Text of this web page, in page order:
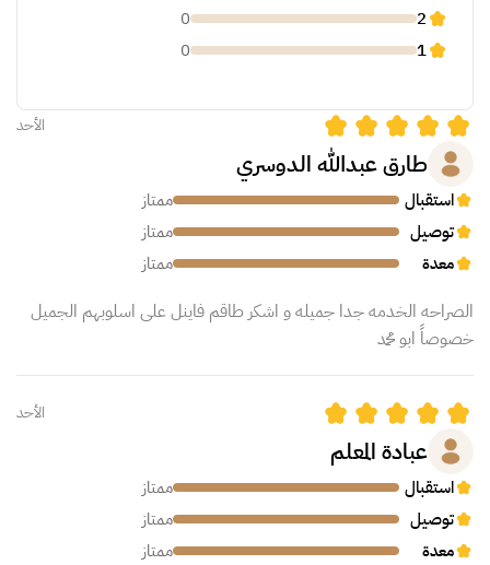
الأحد
طارق عبدالله الدوسري
استقبال
ممتاز
توصيل
ممتاز
معدة
ممتاز
الصراحه الخدمه جدا جميله و اشكر طاقم فاينل على اسلوبهم الجميل
خصوصاً ابو محمد
الأحد
عبادة المعلم
استقبال
ممتاز
توصيل
ممتاز
معدة
ممتاز
2
0
1
0